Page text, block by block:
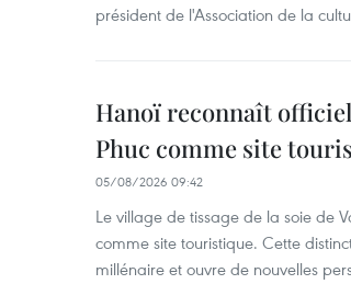
président de l'Association de la
Hanoï reconnaît
Phuc comme site
05/08/2026 09:42
Le village de tissage de la soie de
comme site touristique. Cette
millénaire et ouvre de nouvelles